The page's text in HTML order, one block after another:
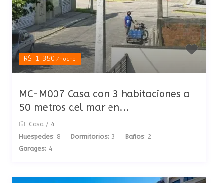
R$ 1,350/noche
MC-M007 Casa con 3 habitaciones a
50 metros del mar en...
Casa / 4
Huespedes: 8 Dormitorios: 3 Baños: 2
Garages: 4